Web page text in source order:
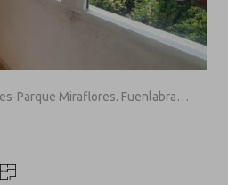
(Loranca- Nuevo Versalles-Parque Miraflores. Fuenlabrada)